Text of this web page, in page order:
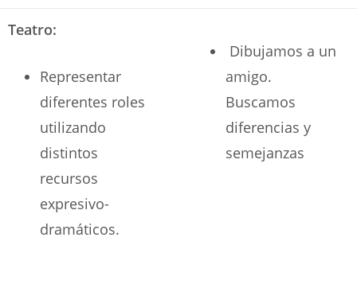
Teatro:
Representar
diferentes roles
utilizando
distintos
recursos
expresivo-
dramáticos.
Dibujamos a un
amigo.
Buscamos
diferencias y
semejanzas